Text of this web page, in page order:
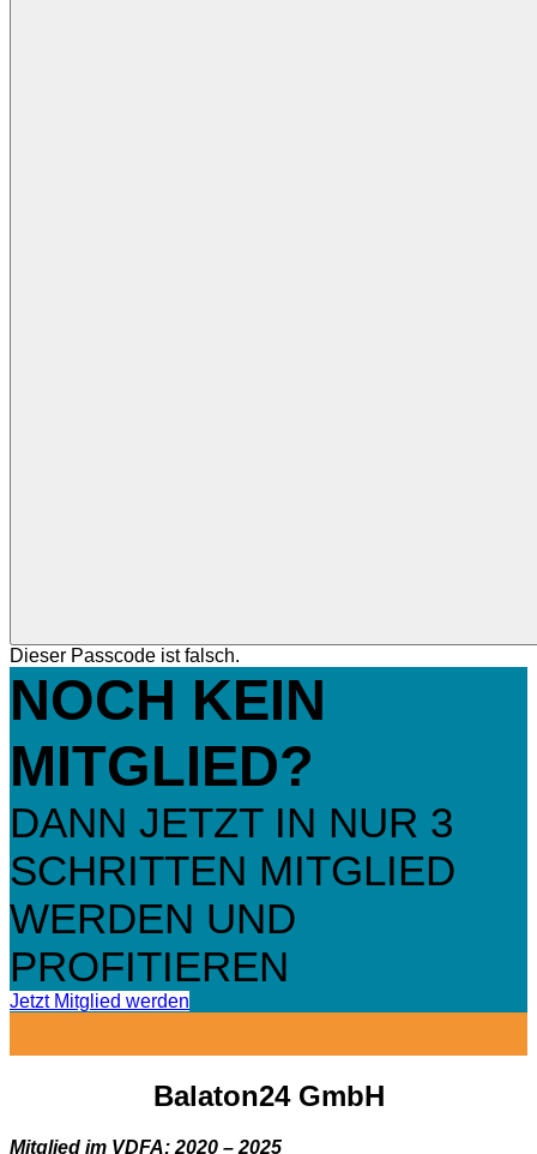
Dieser Passcode ist falsch.
NOCH KEIN
MITGLIED?
DANN JETZT IN NUR 3
SCHRITTEN MITGLIED
WERDEN UND
PROFITIEREN
Jetzt Mitglied werden
Balaton24 GmbH
Mitglied im VDFA: 2020 – 2025